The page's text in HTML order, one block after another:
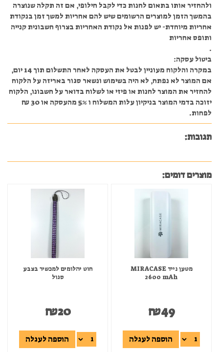
ולהחזיר אותו בתאום לחנות כדי לקבל חילופי, אם זה תקלה שנוצרה
בהמשך הזמן למוצרים הרשומים שיש להם אחריות למשך זמן בנקודת
אחריות מיוחדת- יש לפנות אל נקודת האחריות בצרוף חשבונית קנייה
ותופס אחריות
.
ביטול עסקה:
במקרה והלקוח מעוניין לבטל את העסקה לאחר התשלום תוך 14 יום,
אם המוצר לא נפתח, לא היה בשימוש ונשאר סגור באריזה על הלקוח
להחזיר את המוצר לחנות או פיזי או לשלוח בדואר על חשבונו, הלקוח
יזוכה בדמי המוצר בניקיון עלות המשלוח ו 5% מהעסקה או 30 ₪
לפחות.
תגובות:
מוצרים דומים:
מטען נייד MIRACASE
2600 mAh
₪49
הוספה לעגלה
חוט יהלומים למכשיר בצבע
סגול
₪20
הוספה לעגלה